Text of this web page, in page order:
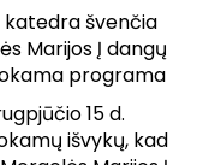
švenčia
Marijos Į dangų
programa
15 d.
išvykų, kad